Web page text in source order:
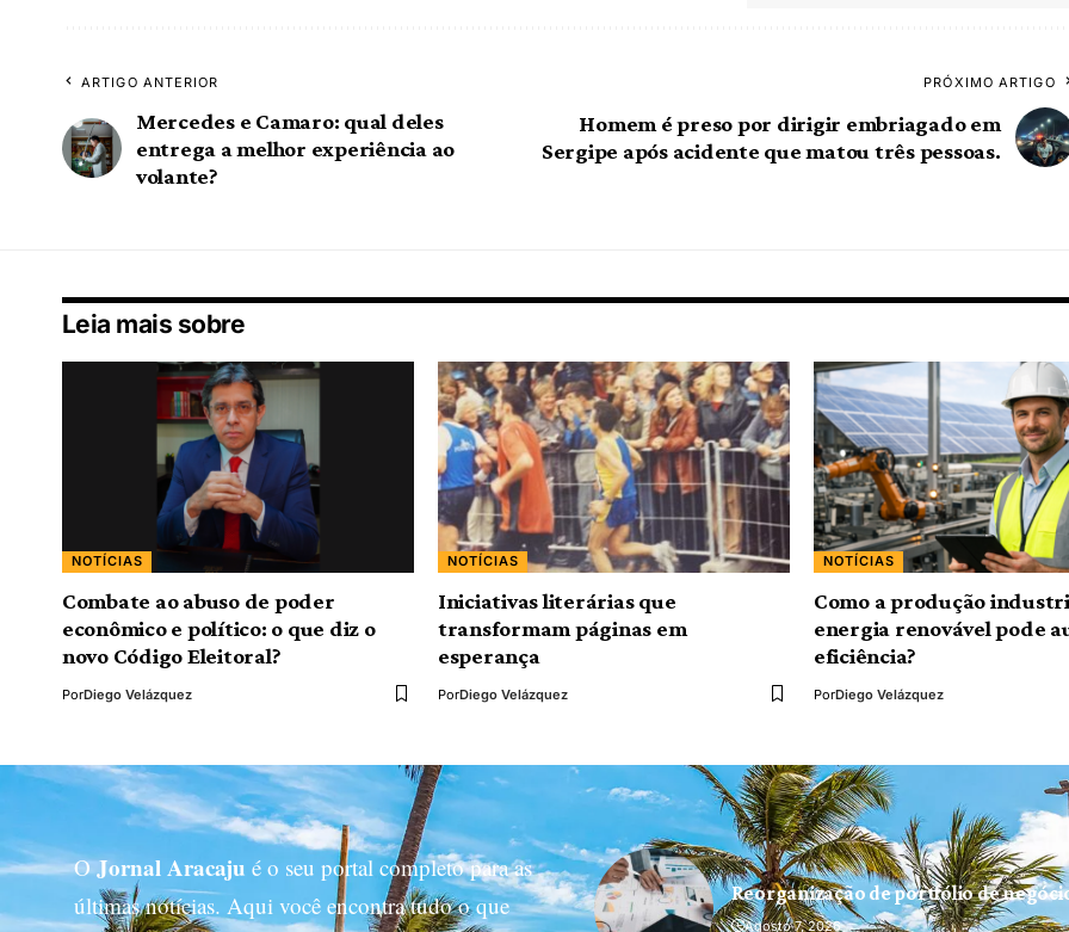
ARTIGO ANTERIOR
Mercedes e Camaro: qual deles
entrega a melhor experiência ao
volante?
PRÓXIMO ARTIGO
Homem é preso por dirigir embriagado em
Sergipe após acidente que matou três pessoas.
Leia mais sobre
NOTÍCIAS
Combate ao abuso de poder
econômico e político: o que diz o
novo Código Eleitoral?
PorDiego Velázquez
NOTÍCIAS
Iniciativas literárias que
transformam páginas em
esperança
PorDiego Velázquez
NOTÍCIAS
Como a produção
energia renovável pode
eficiência?
PorDiego Velázquez
OJornal Aracaju é o seu portal completo para as
últimas notícias. Aqui você encontra tudo o que
Reorganização de portfólio de
Agosto 7, 2026